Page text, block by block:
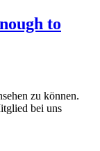
to
zu können.
bei uns